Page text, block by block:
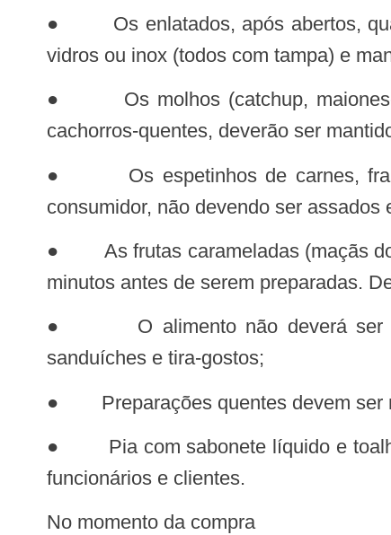
● Os enlatados, após abertos, quando não forem totalmente utilizados, devem ser transferidos para recipientes plásticos,
vidros ou inox (todos com tampa) e
● Os molhos (catchup, maionese e outros), bem como milho verde, ervilhas, entre outros destinados à preparação de
cachorros-quentes, deverão ser
● Os espetinhos de carnes, frango e queijo deverão ser mantidos sob refrigeração e assados conforme o pedido do
consumidor, não devendo ser
● As frutas carameladas (maçãs do amor, uvas etc.) deverão ser previamente lavadas e imersas em solução clorada por 30
minutos antes de serem preparadas.
● O alimento não deverá ser preparado na barraca, admitindo-se apenas a fritura, o cozimento e a montagem de
sanduíches e tira-gostos;
● Preparações quentes devem ser
● Pia com sabonete líquido e toalha de papel e/ou álcool em gel devem estar disponíveis para higienização das mãos dos
funcionários e clientes.
No momento da compra